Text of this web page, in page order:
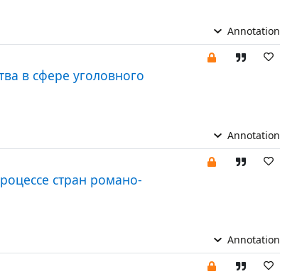
Annotation
в сфере уголовного
Annotation
стран романо-
Annotation